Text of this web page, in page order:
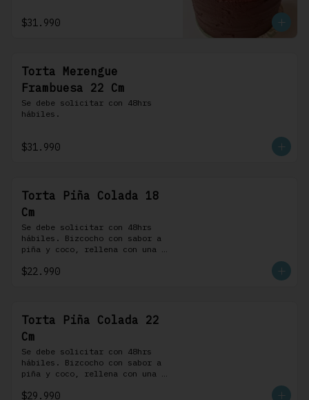
chocolate.
$31.990
Torta Merengue
Frambuesa 22 Cm
Se debe solicitar con 48hrs
hábiles.
$31.990
Torta Piña Colada 18
Cm
Se debe solicitar con 48hrs
hábiles. Bizcocho con sabor a
piña y coco, rellena con una
coco, cubierta con buttercream
$22.990
Torta Piña Colada 22
Cm
Se debe solicitar con 48hrs
hábiles. Bizcocho con sabor a
piña y coco, rellena con una
coco, cubierta con buttercream
$29.990